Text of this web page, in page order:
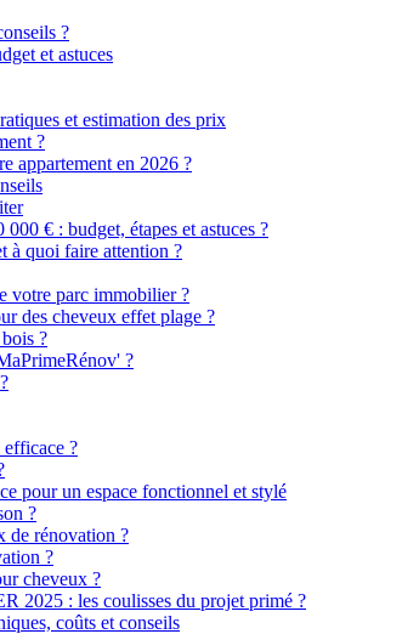
?
et astuces
et estimation des prix
?
appartement en 2026 ?
€ : budget, étapes et astuces ?
à quoi faire attention ?
votre parc immobilier ?
des cheveux effet plage ?
?
?
?
pour un espace fonctionnel et stylé
?
de rénovation ?
?
cheveux ?
2025 : les coulisses du projet primé ?
coûts et conseils